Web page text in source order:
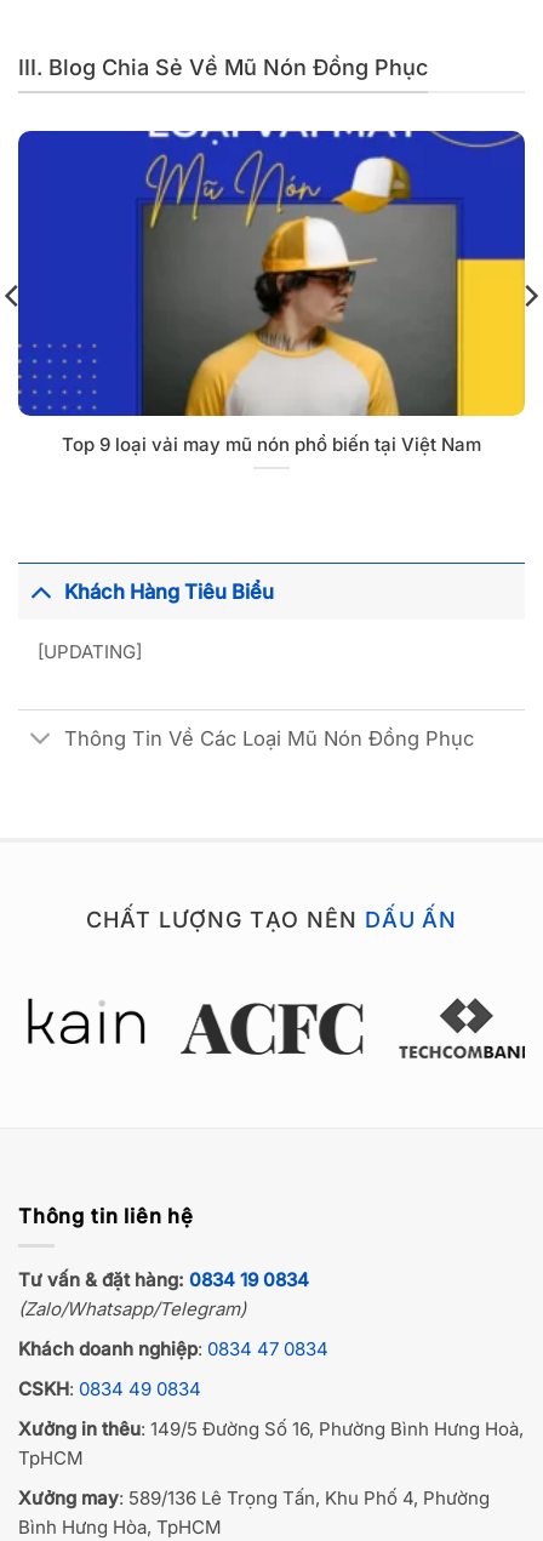
III. Blog Chia Sẻ Về Mũ Nón Đồng Phục
Top 9 loại vải may mũ nón phổ biến tại Việt Nam
Khách Hàng Tiêu Biểu
[UPDATING]
Thông Tin Về Các Loại Mũ Nón Đồng Phục
CHẤT LƯỢNG TẠO NÊN DẤU ẤN
Thông tin liên hệ
Tư vấn & đặt hàng: 0834 19 0834
(Zalo/Whatsapp/Telegram)
Khách doanh nghiệp: 0834 47 0834
CSKH: 0834 49 0834
Xưởng in thêu: 149/5 Đường Số 16, Phường Bình Hưng Hoà,
TpHCM
Xưởng may: 589/136 Lê Trọng Tấn, Khu Phố 4, Phường
Bình Hưng Hòa, TpHCM